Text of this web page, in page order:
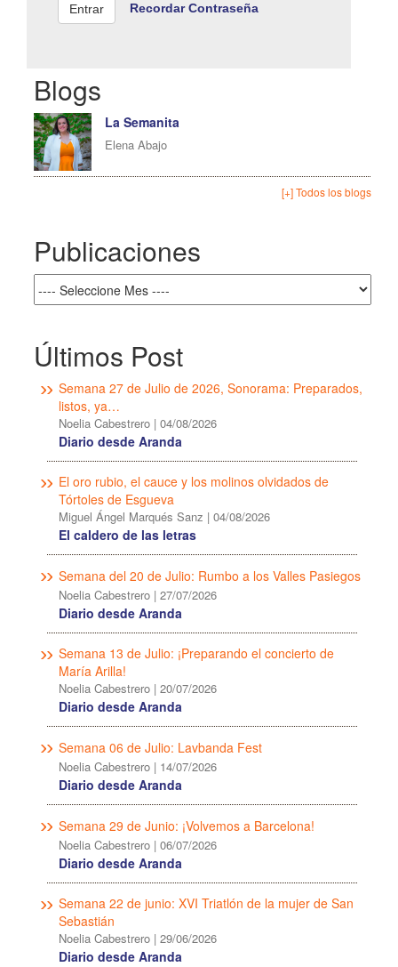
Recordar Contraseña
Blogs
La Semanita
Elena Abajo
[+] Todos los blogs
Publicaciones
Últimos Post
Semana 27 de Julio de 2026, Sonorama: Preparados,
listos, ya…
Noelia Cabestrero | 04/08/2026
Diario desde Aranda
El oro rubio, el cauce y los molinos olvidados de
Tórtoles de Esgueva
Miguel Ángel Marqués Sanz | 04/08/2026
El caldero de las letras
Semana del 20 de Julio: Rumbo a los Valles Pasiegos
Noelia Cabestrero | 27/07/2026
Diario desde Aranda
Semana 13 de Julio: ¡Preparando el concierto de
María Arilla!
Noelia Cabestrero | 20/07/2026
Diario desde Aranda
Semana 06 de Julio: Lavbanda Fest
Noelia Cabestrero | 14/07/2026
Diario desde Aranda
Semana 29 de Junio: ¡Volvemos a Barcelona!
Noelia Cabestrero | 06/07/2026
Diario desde Aranda
Semana 22 de junio: XVI Triatlón de la mujer de San
Sebastián
Noelia Cabestrero | 29/06/2026
Diario desde Aranda